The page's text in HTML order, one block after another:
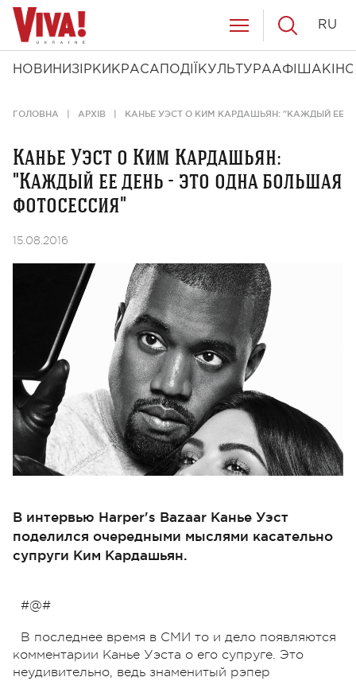
НОВИНИ ЗІРКИ КРАСА ПОДІЇ КУЛЬТУРААФІША КІНО
RU
ГОЛОВНА АРХІВ КАНЬЕ УЭСТ О КИМ КАРДАШЬЯН: "КАЖДЫЙ ЕЕ
Канье Уэст о Ким Кардашьян:
"Каждый ее день - это одна большая
фотосессия"
15.08.2016
В интервью Harper's Bazaar Канье Уэст
поделился очередными мыслями касательно
супруги Ким Кардашьян.
#@#
В последнее время в СМИ то и дело появляются
комментарии Канье Уэста о его супруге. Это
неудивительно, ведь знаменитый рэпер